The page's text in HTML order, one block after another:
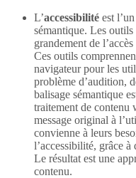
L’accessibilité est
sémantique. Les
grandement de
Ces outils
navigateur pour les
problème d’audition,
balisage sémantique
traitement de contenu
message original à
convienne à leurs
l’accessibilité, grâce
Le résultat est une
contenu.